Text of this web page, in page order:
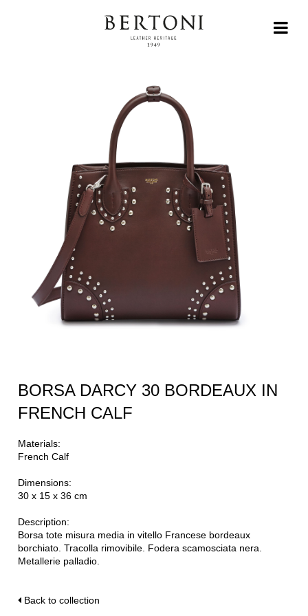
BORSA DARCY 30 BORDEAUX IN
FRENCH CALF
Materials:
French Calf
Dimensions:
30 x 15 x 36 cm
Description:
Borsa tote misura media in vitello Francese bordeaux
borchiato. Tracolla rimovibile. Fodera scamosciata nera.
Metallerie palladio.
Back to collection